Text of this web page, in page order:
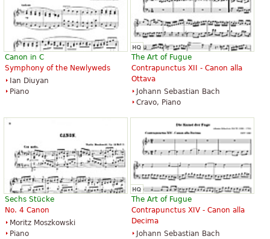
Pachabel's Canon in D and
Gathered in the Love of Christ
$15.00
Flute, Cello, Piano, Oboe, Organ
GIA Publications
Canon in D
$2.25
Choir
Shawnee Press
Canon in D
$3.95
Organ
Alfred Music Publishing
Canon In D - Easy Piano
$3.95
Piano Solo, Easy Piano
Alfred Music Publishing
Canon in C
Symphony of the Newlyweds
Ian Diuyan
Piano
The Art of Fugue
Contrapunctus XII - Canon alla
Ottava
Johann Sebastian Bach
Cravo, Piano
Sechs Stücke
No. 4 Canon
Moritz Moszkowski
Piano
The Art of Fugue
Contrapunctus XIV - Canon alla
Decima
Johann Sebastian Bach